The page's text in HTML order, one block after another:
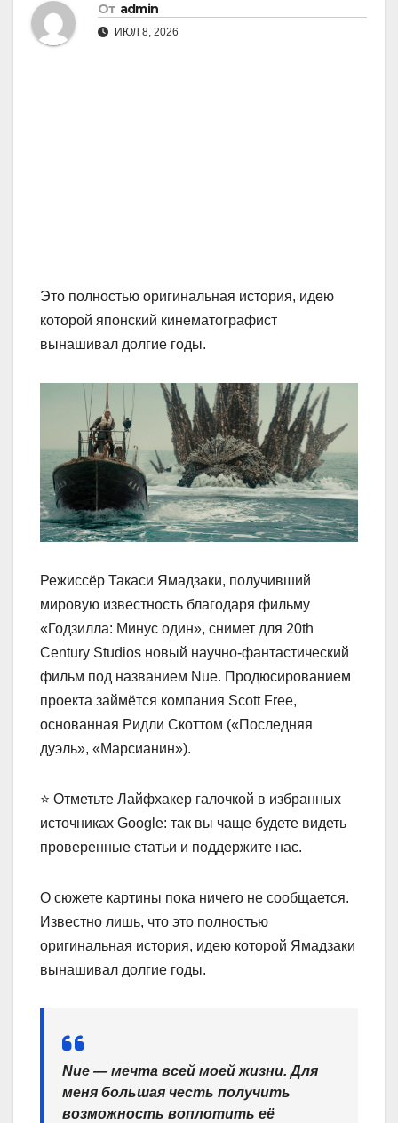
От admin
ИЮЛ 8, 2026
Это полностью оригинальная история, идею
которой японский кинематографист
вынашивал долгие годы.
Режиссёр Такаси Ямадзаки, получивший
мировую известность благодаря фильму
«Годзилла: Минус один», снимет для 20th
Century Studios новый научно-фантастический
фильм под названием Nue. Продюсированием
проекта займётся компания Scott Free,
основанная Ридли Скоттом («Последняя
дуэль», «Марсианин»).
⭐ Отметьте Лайфхакер галочкой в избранных
источниках Google: так вы чаще будете видеть
проверенные статьи и поддержите нас.
О сюжете картины пока ничего не сообщается.
Известно лишь, что это полностью
оригинальная история, идею которой Ямадзаки
вынашивал долгие годы.
Nue — мечта всей моей жизни. Для
меня большая честь получить
возможность воплотить её